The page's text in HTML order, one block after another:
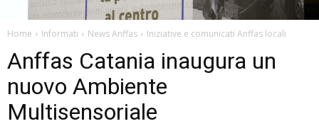
Home Informati News Anffas Iniziative e comunicati Anffas locali
Anffas Catania inaugura un
nuovo Ambiente
Multisensoriale